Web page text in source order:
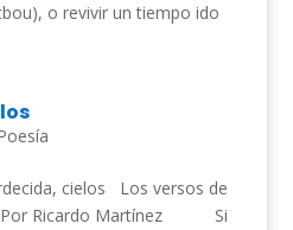
o revivir un tiempo ido
cielos Los versos de
Por Ricardo Martínez Si